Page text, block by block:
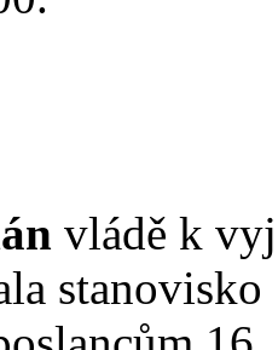
vládě k